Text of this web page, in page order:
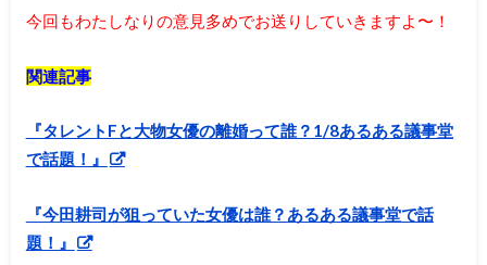
今回もわたしなりの意見多めでお送りしていきますよ〜！
関連記事
『タレントFと大物女優の離婚って誰？1/8あるある議事堂
で話題！』
『今田耕司が狙っていた女優は誰？あるある議事堂で話
題！』